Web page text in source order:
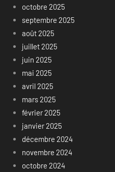
octobre 2025
septembre 2025
août 2025
juillet 2025
juin 2025
mai 2025
avril 2025
mars 2025
février 2025
janvier 2025
décembre 2024
novembre 2024
octobre 2024